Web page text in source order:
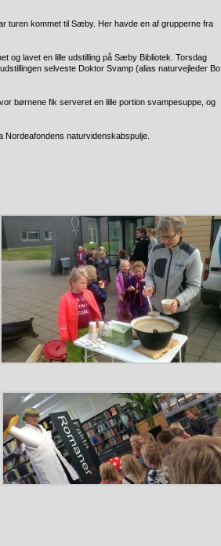
turen kommet til Sæby. Her havde en af grupperne fra
og lavet en lille udstilling på Sæby Bibliotek. Torsdag
selveste Doktor Svamp (alias naturvejleder Bo
børnene fik serveret en lille portion svampesuppe, og
naturvidenskabspulje.